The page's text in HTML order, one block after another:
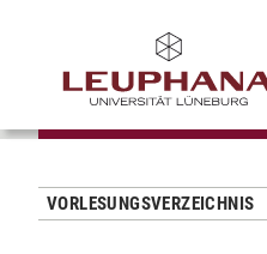
VORLESUNGSVERZEICHNIS